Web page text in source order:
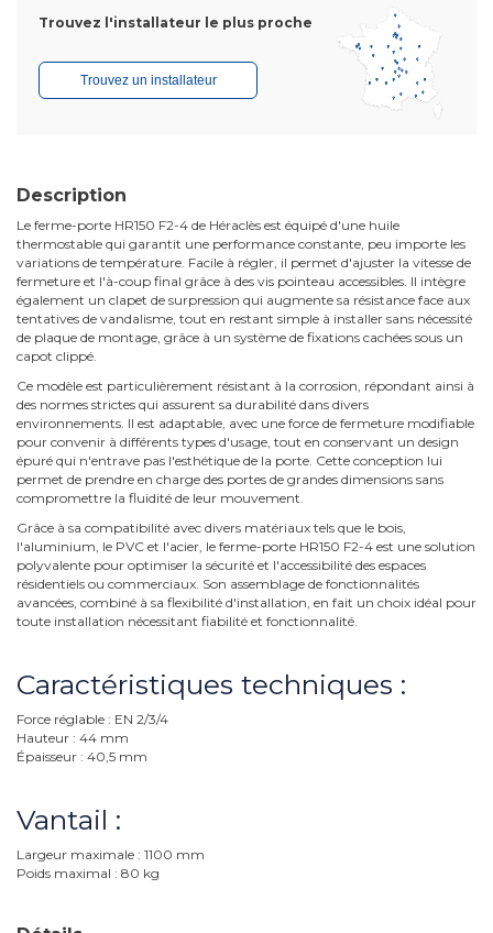
Trouvez l'installateur le plus proche
Trouvez un installateur
Description
Le ferme-porte HR150 F2-4 de Héraclès est équipé d'une huile
thermostable qui garantit une performance constante, peu importe les
variations de température. Facile à régler, il permet d'ajuster la vitesse de
fermeture et l'à-coup final grâce à des vis pointeau accessibles. Il intègre
également un clapet de surpression qui augmente sa résistance face aux
tentatives de vandalisme, tout en restant simple à installer sans nécessité
de plaque de montage, grâce à un système de fixations cachées sous un
capot clippé.
Ce modèle est particulièrement résistant à la corrosion, répondant ainsi à
des normes strictes qui assurent sa durabilité dans divers
environnements. Il est adaptable, avec une force de fermeture modifiable
pour convenir à différents types d'usage, tout en conservant un design
épuré qui n'entrave pas l'esthétique de la porte. Cette conception lui
permet de prendre en charge des portes de grandes dimensions sans
compromettre la fluidité de leur mouvement.
Grâce à sa compatibilité avec divers matériaux tels que le bois,
l'aluminium, le PVC et l'acier, le ferme-porte HR150 F2-4 est une solution
polyvalente pour optimiser la sécurité et l'accessibilité des espaces
résidentiels ou commerciaux. Son assemblage de fonctionnalités
avancées, combiné à sa flexibilité d'installation, en fait un choix idéal pour
toute installation nécessitant fiabilité et fonctionnalité.
Caractéristiques techniques :
Force réglable : EN 2/3/4
Hauteur : 44 mm
Épaisseur : 40,5 mm
Vantail :
Largeur maximale : 1100 mm
Poids maximal : 80 kg